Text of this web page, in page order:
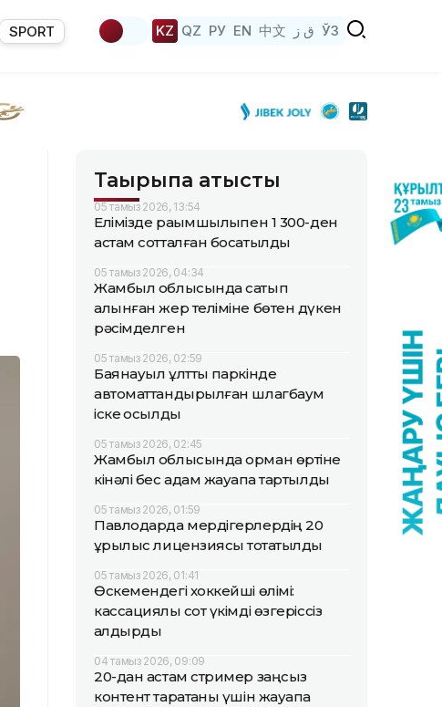
SPORT KZ QZ РУ EN 中文 ق ز ЎЗ
Тақырыпқа қатысты
05 тамыз 2026, 13:54
Елімізде рақымшылықпен 1 300-ден
астам сотталған босатылды
05 тамыз 2026, 04:34
Жамбыл облысында сатып
алынған жер теліміне бөтен дүкен
рәсімделген
05 тамыз 2026, 02:59
Баянауыл ұлттық паркінде
автоматтандырылған шлагбаум
іске қосылды
05 тамыз 2026, 02:45
Жамбыл облысында орман өртіне
кінәлі бес адам жауапқа тартылды
05 тамыз 2026, 01:59
Павлодарда мердігерлердің 20
құрылыс лицензиясы тоқтатылды
05 тамыз 2026, 01:41
Өскемендегі хоккейші өлімі:
кассациялық сот үкімді өзгеріссіз
қалдырды
04 тамыз 2026, 09:09
20-дан астам стример заңсыз
контент таратқаны үшін жауапқа